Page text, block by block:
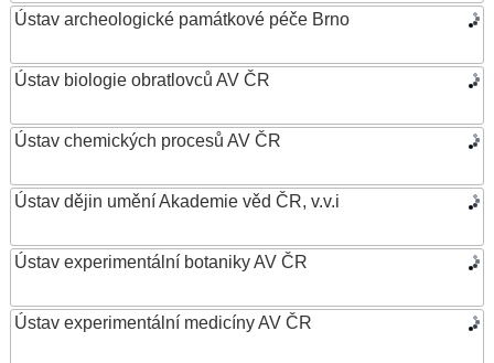
Ústav archeologické památkové péče Brno
Ústav biologie obratlovců AV ČR
Ústav chemických procesů AV ČR
Ústav dějin umění Akademie věd ČR, v.v.i
Ústav experimentální botaniky AV ČR
Ústav experimentální medicíny AV ČR